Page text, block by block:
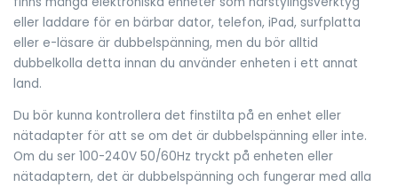
eller laddare för en bärbar dator, telefon, iPad, surfplatta
eller e-läsare är dubbelspänning, men du bör alltid
dubbelkolla detta innan du använder enheten i ett annat
land.
Du bör kunna kontrollera det finstilta på en enhet eller
nätadapter för att se om det är dubbelspänning eller inte.
Om du ser 100-240V 50/60Hz tryckt på enheten eller
nätadaptern, det är dubbelspänning och fungerar med alla